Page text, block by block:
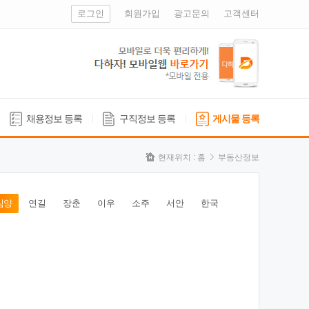
로그인 회원가입 광고문의 고객센터
채용정보 등록 구직정보 등록 게시물 등록
현재위치 : 홈 부동산정보
양 연길 장춘 이우 소주 서안 한국